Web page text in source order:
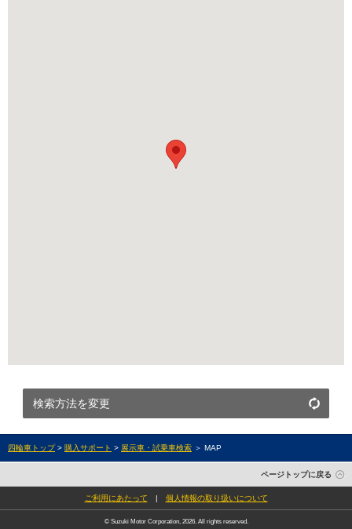
検索方法を変更
四輪車トップ> 購入サポート > 展示車・試乗車検索 ＞ MAP
ページトップに戻る
ご利用にあたって | 個人情報の取り扱いについて
© Suzuki Motor Corporation, 2026. All rights reserved.